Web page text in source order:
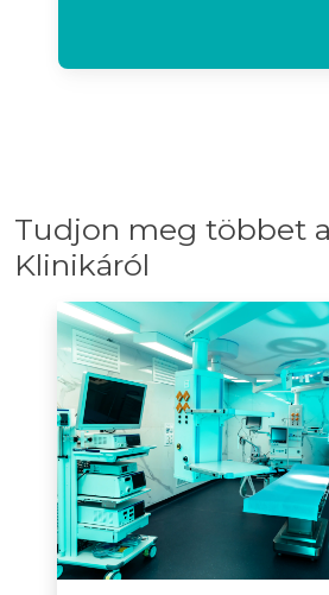
Tudjon meg többet
Klinikáról